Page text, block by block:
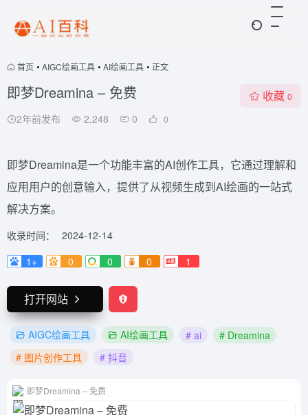
首页 • AIGC绘画工具 • AI绘画工具 • 正文
即梦Dreamina – 免费
2年前发布 2,248 0 0
收藏 0
即梦Dreamina是一个功能丰富的AI创作工具，它通过理解和
应用用户的创意输入，提供了从视频生成到AI绘画的一站式
解决方案。
收录时间：
2024-12-14
1+
0 0 0 1
打开网站
AIGC绘画工具 AI绘画工具 # ai
# Dreamina
# 图片创作工具
# 抖音
即梦Dreamina – 免费